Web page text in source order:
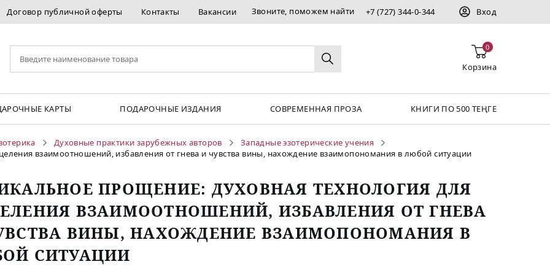
Договор публичной оферты Контакты Вакансии Звоните, поможем найти +7 (727) 344-0-344 Вход
0
Корзина
КАРТЫ ПОДАРОЧНЫЕ ИЗДАНИЯ СОВРЕМЕННАЯ ПРОЗА КНИГИ ПО 500 ТЕҢГЕ
Духовные практики зарубежных авторов
Западные эзотерические учения
взаимоотношений, избавления от гнева и чувства вины, нахождение взаимопономания в любой ситуации
ПРОЩЕНИЕ: ДУХОВНАЯ ТЕХНОЛОГИЯ ДЛЯ
ВЗАИМООТНОШЕНИЙ, ИЗБАВЛЕНИЯ ОТ ГНЕВА
ВИНЫ, НАХОЖДЕНИЕ ВЗАИМОПОНОМАНИЯ В
СИТУАЦИИ